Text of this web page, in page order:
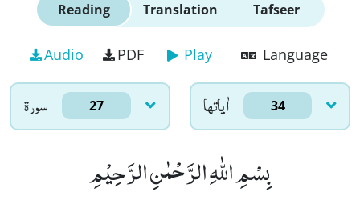
Reading Translation Tafseer
Audio PDF Play Language
سورۃ 27 اٰياتها 34
بِسْمِ اللّٰهِ الرَّحْمٰنِ الرَّحِیْمِ